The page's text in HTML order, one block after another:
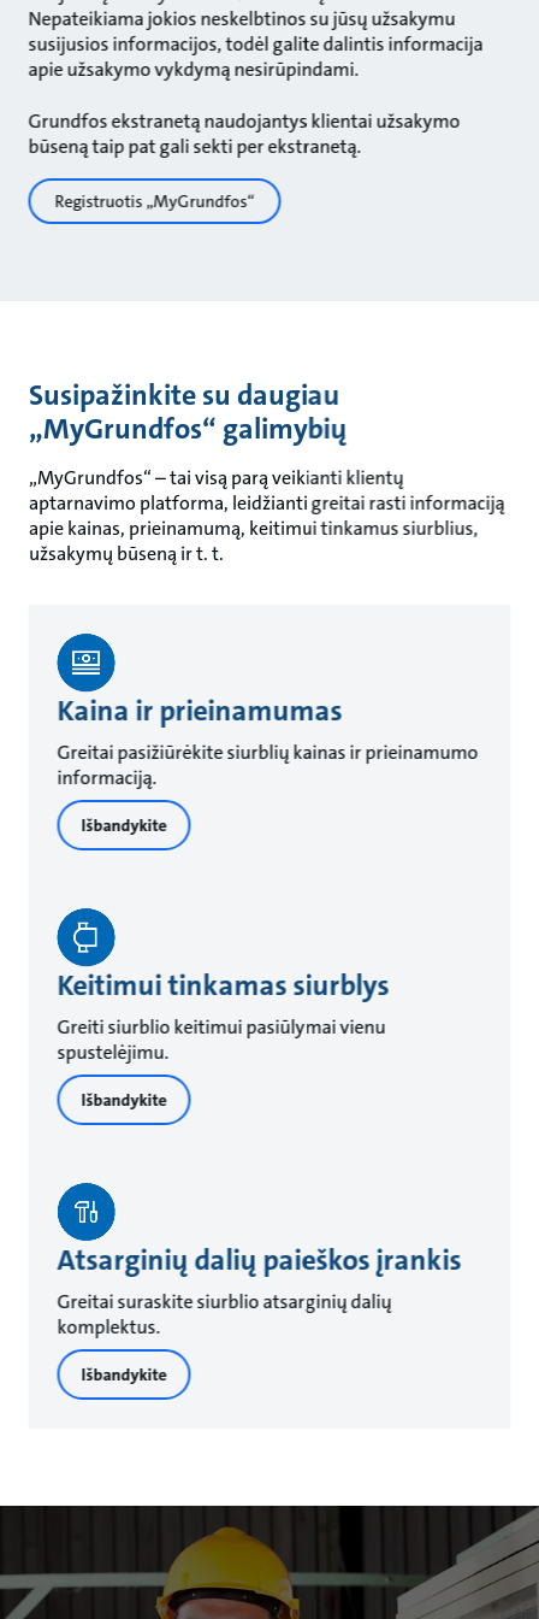
Nepateikiama jokios neskelbtinos su jūsų užsakymu
susijusios informacijos, todėl galite dalintis informacija
apie užsakymo vykdymą nesirūpindami.
Grundfos ekstranetą naudojantys klientai užsakymo
būseną taip pat gali sekti per ekstranetą.
Registruotis „MyGrundfos“
Susipažinkite su daugiau
„MyGrundfos“ galimybių
„MyGrundfos“ – tai visą parą veikianti klientų
aptarnavimo platforma, leidžianti greitai rasti informaciją
apie kainas, prieinamumą, keitimui tinkamus siurblius,
užsakymų būseną ir t. t.
Kaina ir prieinamumas
Greitai pasižiūrėkite siurblių kainas ir prieinamumo
informaciją.
Išbandykite
Keitimui tinkamas siurblys
Greiti siurblio keitimui pasiūlymai vienu
spustelėjimu.
Išbandykite
Atsarginių dalių paieškos įrankis
Greitai suraskite siurblio atsarginių dalių
komplektus.
Išbandykite